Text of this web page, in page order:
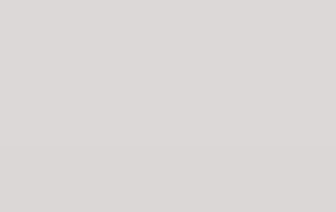
W tej kategorii także była silna
trunek otrzymał notę 95,5 i taką
Castarède 1963. Delord l’Authentique
zabutelkowany z mocą beczki,
świecie armaniaków. W aromacie:
suszone morele, rodzynki, miód.
mocna herbata i rodzynki, w